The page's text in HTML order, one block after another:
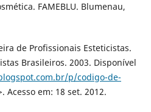
FAMEBLU. Blumenau,
de Profissionais Esteticistas.
Brasileiros. 2003. Disponível
p/codigo-de-
Acesso em: 18 set. 2012.